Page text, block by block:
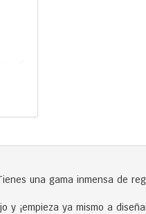
una gama inmensa de
y ¡empieza ya mismo a